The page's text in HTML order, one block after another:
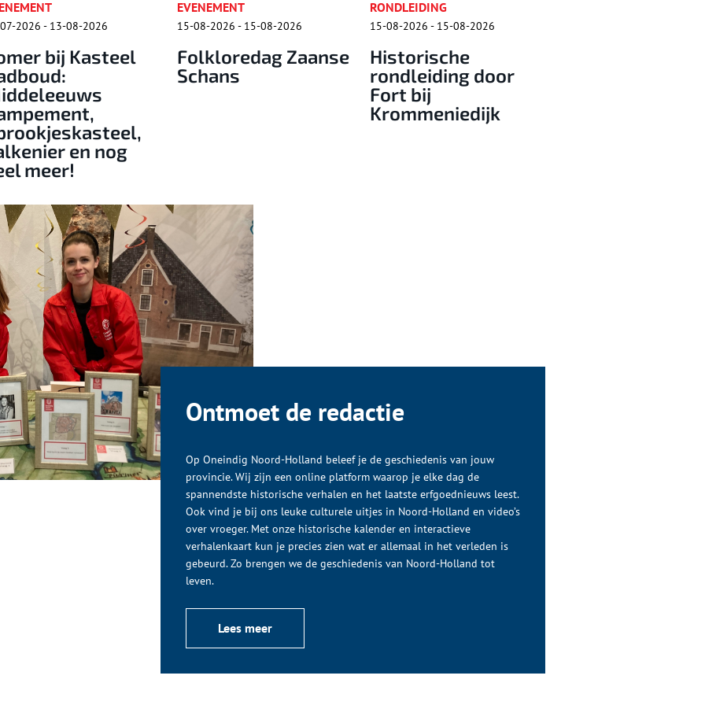
EVENEMENT
15-08-2026 - 15-08-2026
Folkloredag Zaanse
Schans
RONDLEIDING
15-08-2026 - 15-08-2026
Historische
rondleiding door
04-07-2026 - 16-08-2026
Zomervakantie
Muiderslot: Een
kasteel vol avontuur
Ontmoet de redactie
Op Oneindig Noord-Holland beleef je de geschiedenis van jouw
provincie. Wij zijn een online platform waarop je elke dag de
spannendste historische verhalen en het laatste erfgoednieuws leest.
Ook vind je bij ons leuke culturele uitjes in Noord-Holland en video’s
over vroeger. Met onze historische kalender en interactieve
verhalenkaart kun je precies zien wat er allemaal in het verleden is
gebeurd. Zo brengen we de geschiedenis van Noord-Holland tot
leven.
Lees meer